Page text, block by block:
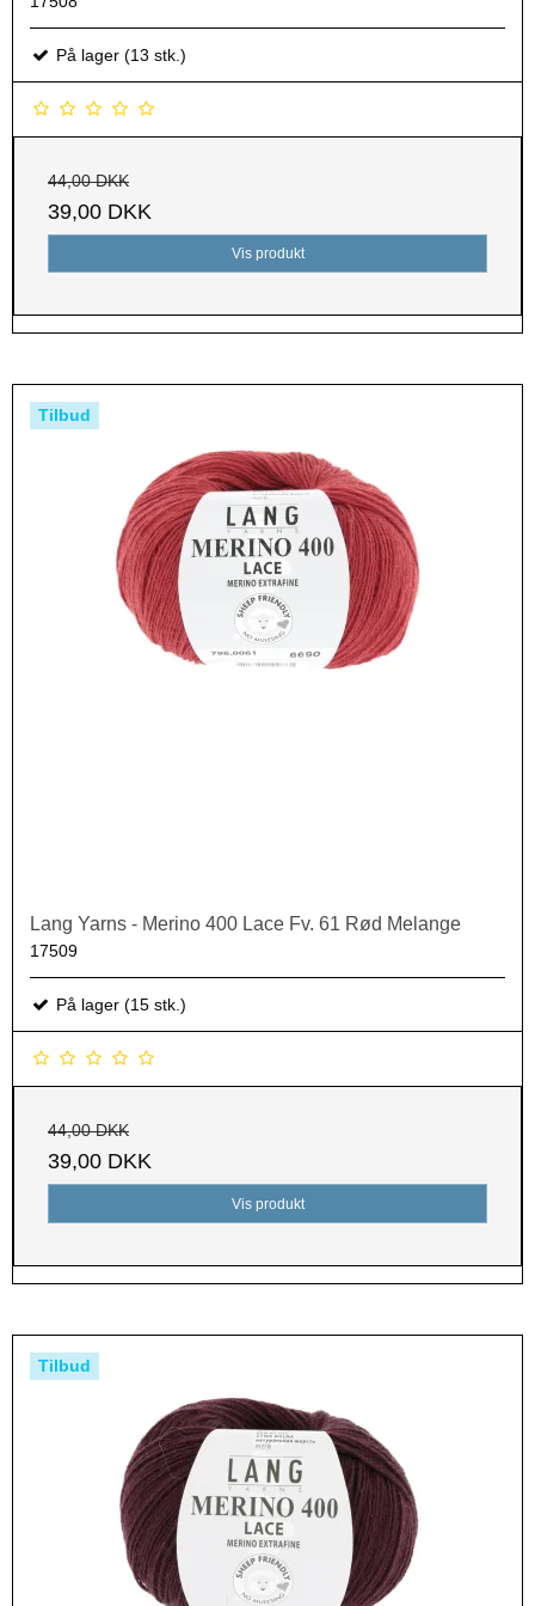
På lager (13 stk.)
44,00 DKK
39,00 DKK
Vis produkt
Tilbud
Lang Yarns - Merino 400 Lace Fv. 61 Rød Melange
17509
På lager (15 stk.)
44,00 DKK
39,00 DKK
Vis produkt
Tilbud